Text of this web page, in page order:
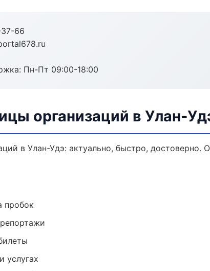
66
Пн-Пт 09:00-18:00
организаций в Улан-
в Улан-Удэ: актуально, быстро, достоверно.
пробок
услугах